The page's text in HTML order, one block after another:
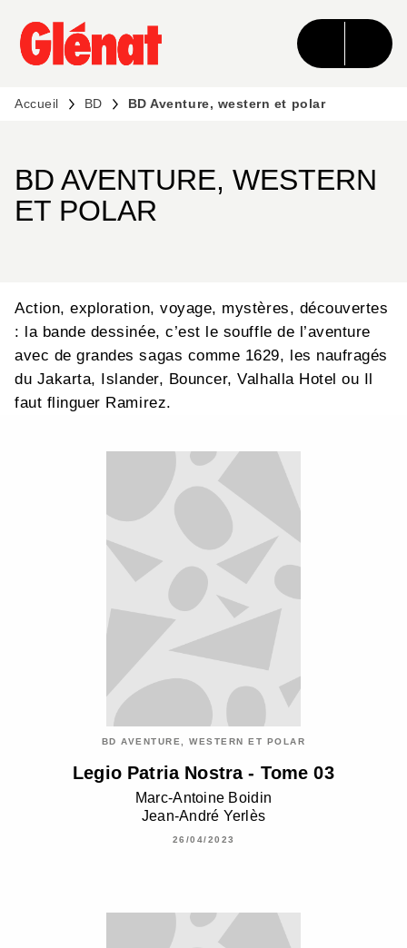
MENU RECHERCHE CONTENU
PIED DE PAGE
Accueil BD BD Aventure, western et polar
BD AVENTURE, WESTERN
ET POLAR
Action, exploration, voyage, mystères, découvertes
: la bande dessinée, c’est le souffle de l’aventure
avec de grandes sagas comme 1629, les naufragés
du Jakarta, Islander, Bouncer, Valhalla Hotel ou Il
faut flinguer Ramirez.
BD AVENTURE, WESTERN ET POLAR
Legio Patria Nostra - Tome 03
Marc-Antoine Boidin
Jean-André Yerlès
26/04/2023